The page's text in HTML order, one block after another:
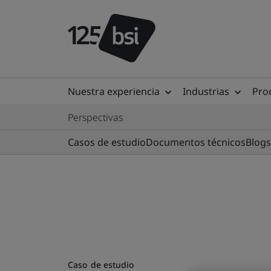
Nuestra experiencia Industrias
Perspectivas
Casos de estudioDocumentos técnicosBlogs
Caso de estudio